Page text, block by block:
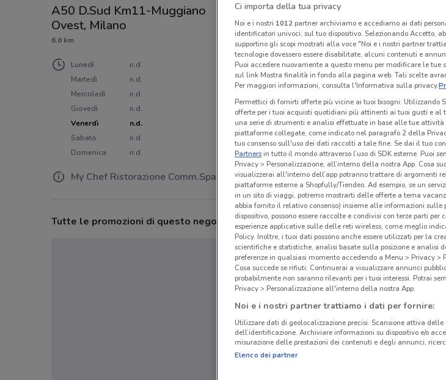
A50 D.Sud Km11-Muggiano
Ovest, Milano
6.6 km
Lunedì
n.d.
Martedì
n.d.
Mercoledì
n.d.
Giovedì
n.d.
Venerdì
n.d.
Sabato
n.d.
Domenica
n.d.
My Chef Ristorazione Comm.Spa
Tutte le promozioni di questo negozio
Ci importa della tua privacy
Noi e i nostri 1012partner archiviamo e accediamo ai dati
identificatori univoci, sul tuo dispositivo. Selezionando Accetto,
supportino gli scopi mostrati alla voce "Noi e i nostri partner
tecnologie dovessero essere disabilitate, alcuni contenuti e
Puoi accedere nuovamente a questo menu per modificare le tue
sul link Mostra finalità in fondo alla pagina web. Tali scelte
Per maggiori informazioni, consulta l'Informativa sulla privacy.
Permettici di fornirti offerte più vicine ai tuoi bisogni: Utilizzando
offerte per i tuoi acquisti quotidiani più attinenti ai tuoi gusti e al
una serie di strumenti e analisi effettuate in base alle tue
piattaforme collegate, come indicato nel paragrafo 2 della
tuo consenso sull'uso dei dati raccolti a tale fine. Se dai il tuo
Partnersin tutto il mondo attraverso l’uso di SDK esterne. Puoi
Privacy > Personalizzazione, all’interno della nostra App. Cosa
visualizzerai all'interno dell’app potranno trattare di argomenti
piattaforme esterne a Shopfully/Tiendeo. Ad esempio, se un
in un sito di viaggi, potremo mostrarti delle offerte a tema
abbia fornito il relativo consenso) insieme alle informazioni
dispositivo, possono essere raccolte e condivisi con terze parti
esperienze applicative sulle delle reti wireless, come meglio
Policy. Inoltre, i tuoi dati possono anche essere utilizzati per la
scientifiche e statistiche, analisi basate sulla posizione e analisi
preferenze in qualsiasi momento accedendo a Menu > Privacy
Cosa succede se rifiuti: Continuerai a visualizzare annunci
probabilmente non saranno rilevanti per i tuoi interessi. Potrai
Privacy > Personalizzazione all'interno della nostra App.
Noi e i nostri partner trattiamo i dati per fornire:
Utilizzare dati di geolocalizzazione precisi. Scansione attiva
dell’identificazione. Archiviare informazioni su dispositivo e/o
misurazione delle prestazioni dei contenuti e degli annunci,
Elenco dei partner